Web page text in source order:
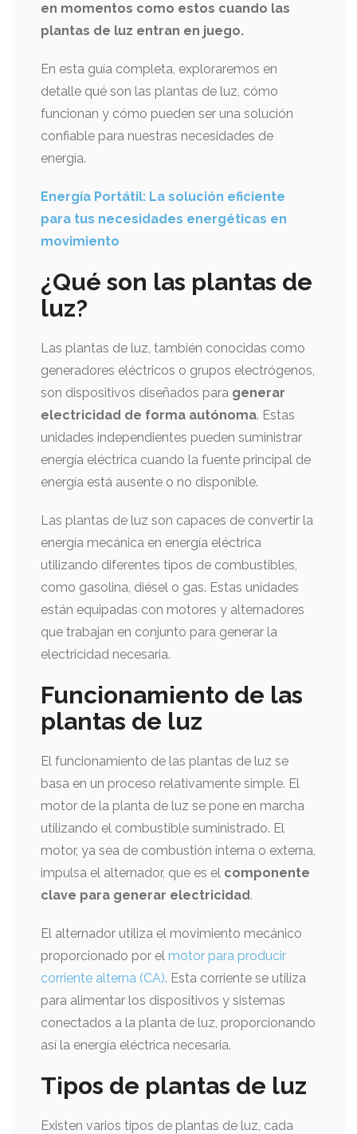
en momentos como estos cuando las
plantas de luz entran en juego.
En esta guía completa, exploraremos en
detalle qué son las plantas de luz, cómo
funcionan y cómo pueden ser una solución
confiable para nuestras necesidades de
energía.
Energía Portátil: La solución eficiente
para tus necesidades energéticas en
movimiento
¿Qué son las plantas de
luz?
Las plantas de luz, también conocidas como
generadores eléctricos o grupos electrógenos,
son dispositivos diseñados para generar
electricidad de forma autónoma. Estas
unidades independientes pueden suministrar
energía eléctrica cuando la fuente principal de
energía está ausente o no disponible.
Las plantas de luz son capaces de convertir la
energía mecánica en energía eléctrica
utilizando diferentes tipos de combustibles,
como gasolina, diésel o gas. Estas unidades
están equipadas con motores y alternadores
que trabajan en conjunto para generar la
electricidad necesaria.
Funcionamiento de las
plantas de luz
El funcionamiento de las plantas de luz se
basa en un proceso relativamente simple. El
motor de la planta de luz se pone en marcha
utilizando el combustible suministrado. El
motor, ya sea de combustión interna o externa,
impulsa el alternador, que es el componente
clave para generar electricidad.
El alternador utiliza el movimiento mecánico
proporcionado por el motor para producir
corriente alterna (CA). Esta corriente se utiliza
para alimentar los dispositivos y sistemas
conectados a la planta de luz, proporcionando
así la energía eléctrica necesaria.
Tipos de plantas de luz
Existen varios tipos de plantas de luz, cada